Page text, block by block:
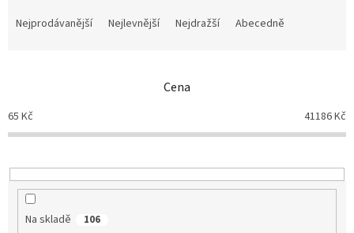
p
r
o
u
Nejprodávanější Nejlevnější Nejdražší Abecedně
Cena
65 Kč 41186Kč
Na skladě 106